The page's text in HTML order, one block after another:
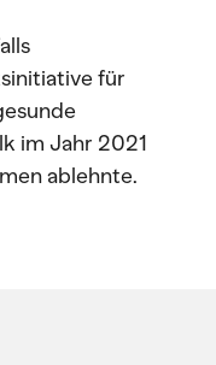
für
im Jahr 2021
ablehnte.